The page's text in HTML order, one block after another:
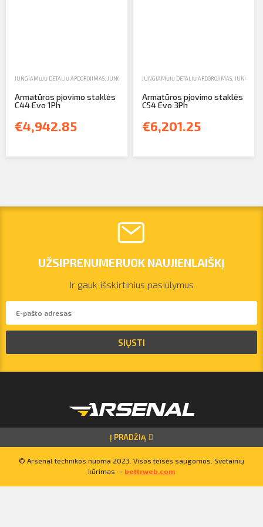
vilnius@arsenalrent.com
JUNGIAMŲJŲ DETALIŲ APDOROJIMAS JUNGIAMŲJŲ DETALIŲ PJAUSTYTUVAI,PARDAVIMAS
Armatūros pjovimo staklės
C44 Evo 1Ph
€4,942.85
JUNGIAMŲJŲ DETALIŲ APDOROJIMAS,
Armatūros pjovimo staklės
C54 Evo 3Ph
€6,201.25
UŽSIPRENUMERUOK NAUJIENLAIŠKĮ
Ir gauk išskirtinius pasiūlymus
SIŲSTI
Į PRADŽIĄ
© Arsenal technikos nuoma 2023. Visos teisės saugomos. Svetainių
kūrimas – bettrweb.com